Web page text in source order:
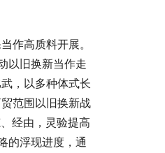
作高质料开展。
以旧换新当作走
，以多种体式长
范围以旧换新战
经由，灵验提高
的浮现进度，通